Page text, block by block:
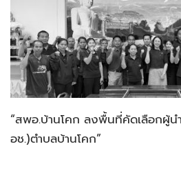
“สพอ.บ้านโคก ลงพื้นที่คัดเลือกผู้
อช.)ตำบลบ้านโคก”